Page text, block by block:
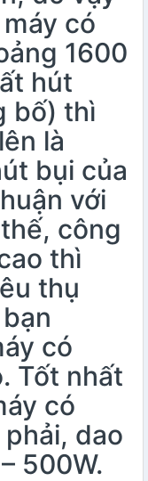
có
1600
hút
bố) thì
là
bụi của
với
công
thì
thụ
có
Tốt nhất
có
dao
500W.